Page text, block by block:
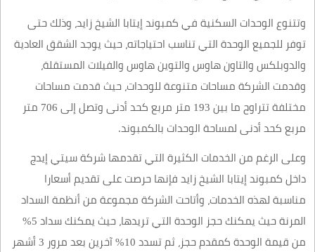
وتتنوع الوحدات السكنية في كمبوند إيتابا الشيخ زايد، وذلك حتى
توفر للجميع الوحدة التي تناسب احتياجاته، حيث يوجد الشقق العادية
والدوبلكس والتاون هاوس والتوين هاوس والفيلات المستقلة،
وقدمت الشركة مساحات متنوعة للوحدات، حيث قدمت مساحات
مختلفة تتراوح ما بين 193 متر مربع كحد أدنى وتصل إلى 706 متر
مربع كحد أدنى لمساحة الوحدات بالكمبوند.
وعلى الرغم من الخدمات الكثيرة التي تقدمها شركة سيتي إيدج
داخل كمبوند إيتابا الشيخ زايد فإنها حرصت على تقديم أسعارا
مناسبة لهذه الخدمات، وأتاحت الشركة مجموعة من أنظمة السداد
المرنة حيث يمكنك حجز الوحدة التي تريدها، حيث يمكنك سداد 5%
من قيمة الوحدة كمقدم حجز، ثم تسدد 10% آخرين بعد مرور 3 أشهر